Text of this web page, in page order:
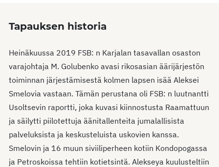
Tapauksen historia
Heinäkuussa 2019 FSB: n Karjalan tasavallan osaston
varajohtaja M. Golubenko avasi rikosasian äärijärjestön
toiminnan järjestämisestä kolmen lapsen isää Aleksei
Smelovia vastaan. Tämän perustana oli FSB: n luutnantti
Usoltsevin raportti, joka kuvasi kiinnostusta Raamattuun
ja säilytti piilotettuja äänitallenteita jumalallisista
palveluksista ja keskusteluista uskovien kanssa.
Smelovin ja 16 muun siviiliperheen kotiin Kondopogassa
ja Petroskoissa tehtiin kotietsintä. Alekseya kuulusteltiin